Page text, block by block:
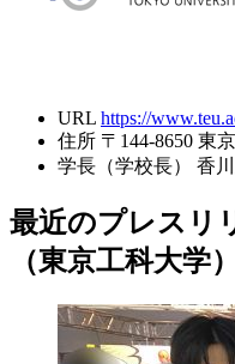
URL https://
住所 〒144-8650 東
学長（学校長）
香
最近のプレスリ
（東京工科大学）